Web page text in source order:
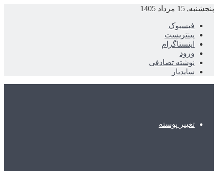
پنجشنبه, 15 مرداد 1405
فیسبوک
پینتریست
اینستاگرام
ورود
نوشته تصادفی
سایدبار
تغییر پوسته